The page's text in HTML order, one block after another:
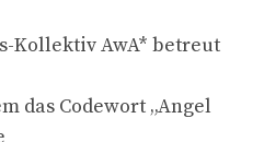
Kollektiv AwA* betreut
das Codewort „Angel